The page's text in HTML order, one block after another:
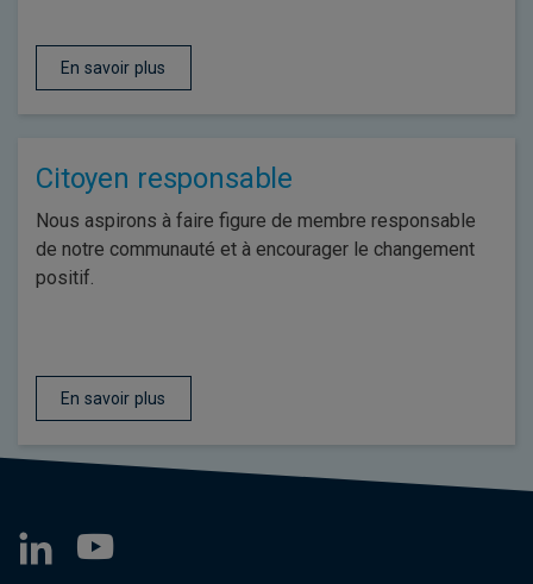
En savoir plus
Citoyen responsable
Nous aspirons à faire figure de membre responsable
de notre communauté et à encourager le changement
positif.
En savoir plus